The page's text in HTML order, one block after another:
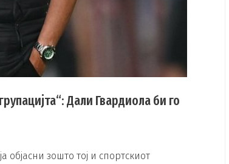
Дали Гвардиола би го
зошто тој и спортскиот